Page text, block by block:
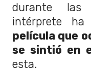
durante las
intérprete
película que
se sintió en
esta.